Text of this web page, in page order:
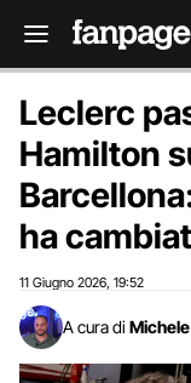
Leclerc
Hamilton
ha
11 Giugno 2026 19:52
A cura di